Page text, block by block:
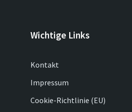
Wichtige Links
Kontakt
Impressum
Cookie-Richtlinie (EU)